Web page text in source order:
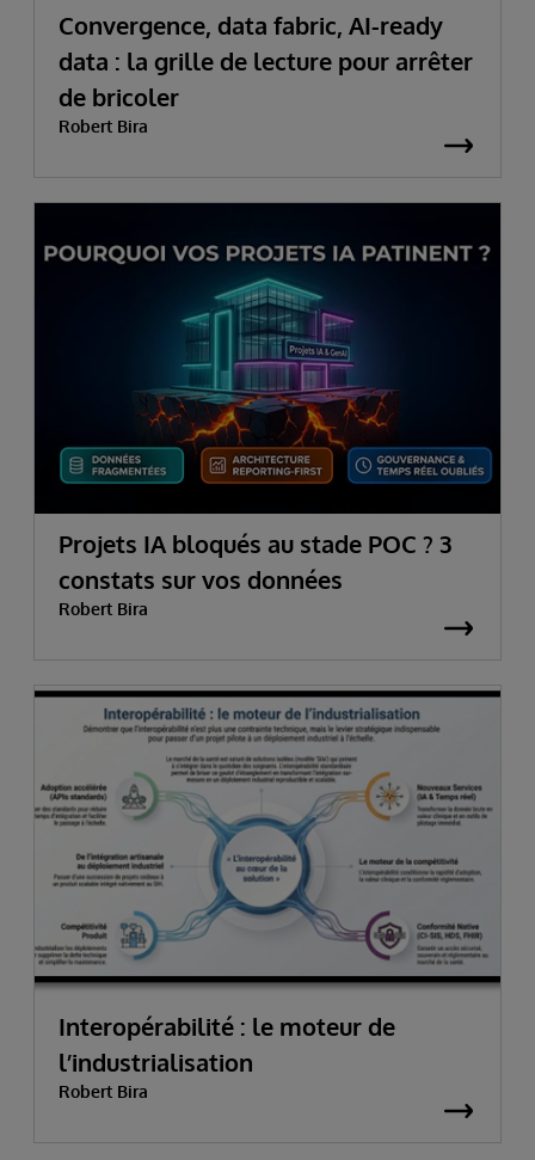
Convergence, data fabric, AI-ready
data : la grille de lecture pour arrêter
de bricoler
Robert Bira
Projets IA bloqués au stade POC ? 3
constats sur vos données
Robert Bira
Interopérabilité : le moteur de
l’industrialisation
Robert Bira